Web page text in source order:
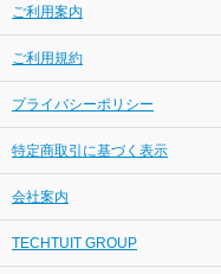
ご利用案内
ご利用規約
プライバシーポリシー
特定商取引に基づく表示
会社案内
TECHTUIT GROUP